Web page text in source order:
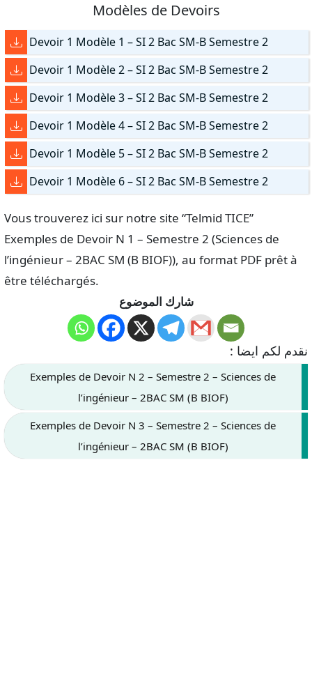
Modèles de Devoirs
Devoir 1 Modèle 1 – SI 2 Bac SM-B Semestre 2
Devoir 1 Modèle 2 – SI 2 Bac SM-B Semestre 2
Devoir 1 Modèle 3 – SI 2 Bac SM-B Semestre 2
Devoir 1 Modèle 4 – SI 2 Bac SM-B Semestre 2
Devoir 1 Modèle 5 – SI 2 Bac SM-B Semestre 2
Devoir 1 Modèle 6 – SI 2 Bac SM-B Semestre 2
Vous trouverez ici sur notre site “Telmid TICE”
Exemples de Devoir N 1 – Semestre 2 (Sciences de
l’ingénieur – 2BAC SM (B BIOF)), au format PDF prêt à
être téléchargés.
شارك الموضوع
نقدم لكم ايضا :
Exemples de Devoir N 2 – Semestre 2 – Sciences de
l’ingénieur – 2BAC SM (B BIOF)
Exemples de Devoir N 3 – Semestre 2 – Sciences de
l’ingénieur – 2BAC SM (B BIOF)